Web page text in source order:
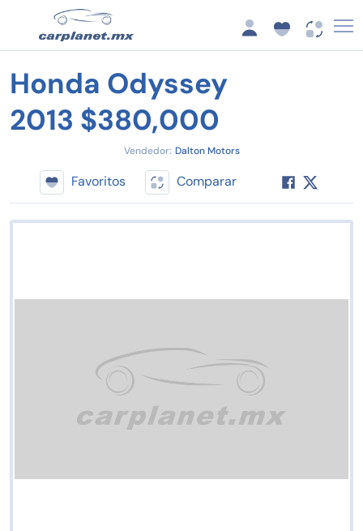
Honda Odyssey
2013 $380,000
Vendedor: Dalton Motors
Favoritos Comparar